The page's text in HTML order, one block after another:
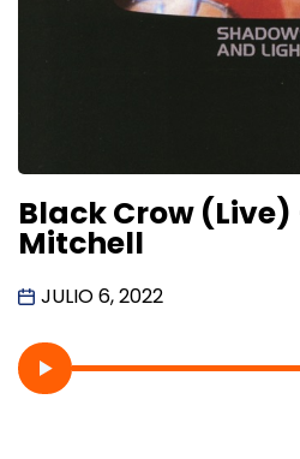
Black Crow (Live)
Mitchell
JULIO 6, 2022